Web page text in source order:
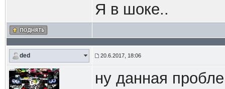
Я в шоке..
ded 20.6.2017, 18:06
ну данная